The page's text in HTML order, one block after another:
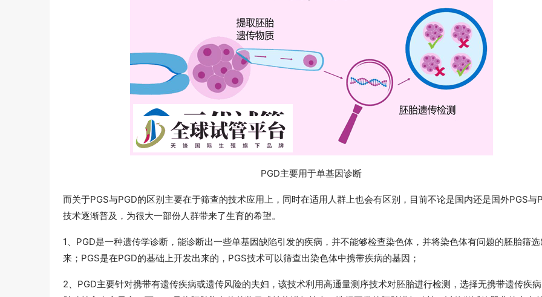
PGD主要用于单基因诊断
而关于PGS与PGD的区别主要在于筛查的技术应用上，同时在适用人群上也会有区别，目前不论是国内还是国外PGS与
技术逐渐普及，为很大一部份人群带来了生育的希望。
1、PGD是一种遗传学诊断，能诊断出一些单基因缺陷引发的疾病，并不能够检查染色体，并将染色体有问题的胚胎筛选
来；PGS是在PGD的基础上开发出来的，PGS技术可以筛查出染色体中携带疾病的基因；
2、PGD主要针对携带有遗传疾病或遗传风险的夫妇，该技术利用高通量测序技术对胚胎进行检测，选择无携带遗传疾